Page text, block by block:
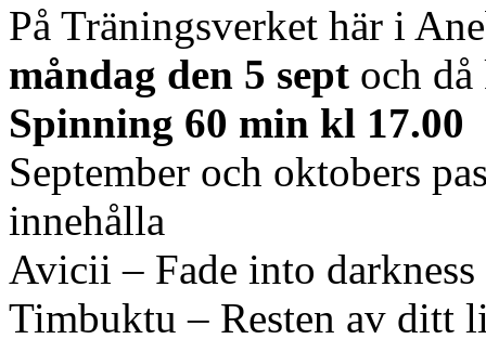
På Träningsverket här i
måndag den 5 sept och
Spinning 60 min kl 17.00
September och oktobers
innehålla
Avicii – Fade into darkness
Timbuktu – Resten av ditt